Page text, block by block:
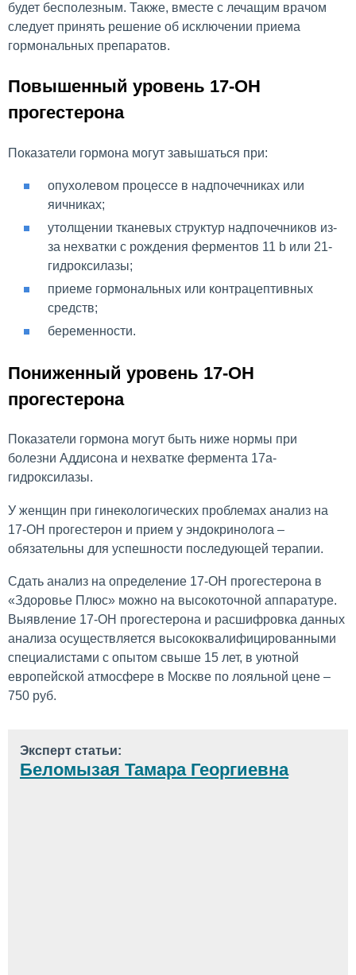
будет бесполезным. Также, вместе с лечащим врачом
следует принять решение об исключении приема
гормональных препаратов.
Повышенный уровень 17-ОН
прогестерона
Показатели гормона могут завышаться при:
опухолевом процессе в надпочечниках или
яичниках;
утолщении тканевых структур надпочечников из-
за нехватки с рождения ферментов 11 b или 21-
гидроксилазы;
приеме гормональных или контрацептивных
средств;
беременности.
Пониженный уровень 17-ОН
прогестерона
Показатели гормона могут быть ниже нормы при
болезни Аддисона и нехватке фермента 17a-
гидроксилазы.
У женщин при гинекологических проблемах анализ на
17-ОН прогестерон и прием у эндокринолога –
обязательны для успешности последующей терапии.
Сдать анализ на определение 17-ОН прогестерона в
«Здоровье Плюс» можно на высокоточной аппаратуре.
Выявление 17-ОН прогестерона и расшифровка данных
анализа осуществляется высококвалифицированными
специалистами с опытом свыше 15 лет, в уютной
европейской атмосфере в Москве по лояльной цене –
750 руб.
Эксперт статьи:
Беломызая Тамара Георгиевна